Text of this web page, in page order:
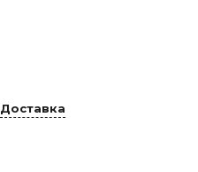
Доставка